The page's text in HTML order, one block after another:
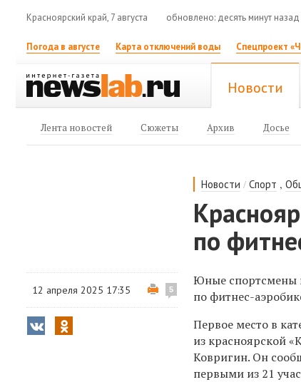
Красноярский край, 7 августа обновлено: десять минут назад
Погода в августе Карта отключений воды Спецпроект
Новости
Лента новостей Сюжеты Архив Досье
Новости /Спорт ,
по
12 апреля 2025 17:35 5
Юные спортсмены
по фитнес-
Первое место в
из красноярской
Ковригин. Он
первыми из 21